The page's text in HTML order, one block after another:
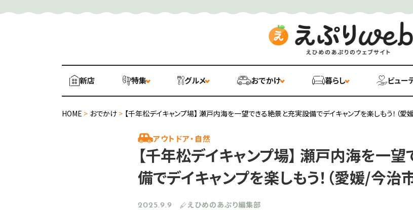
新店 特集 グルメ おでかけ 暮らし ビュー
HOME > おでかけ > 【千年松デイキャンプ場】 瀬戸内海を一望できる絶景と充実設備でデイキャンプを楽しもう！（愛
アウトドア・自然
【千年松デイキャンプ場】 瀬戸内海を一
備でデイキャンプを楽しもう！（愛媛/今治市
2025.9.9 えひめのあぷり編集部